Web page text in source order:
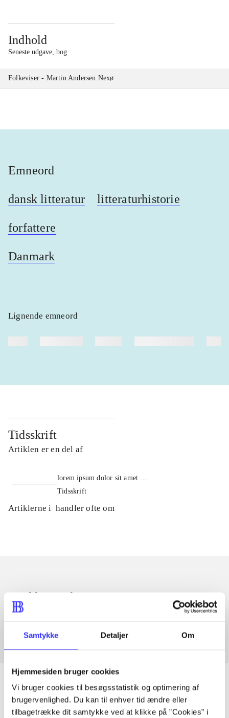
Samtykke Detaljer Om
Hjemmesiden bruger cookies
Vi bruger cookies til besøgsstatistik og optimering af
brugervenlighed. Du kan til enhver tid ændre eller
tilbagetrække dit samtykke ved at klikke på ”Cookies” i
Indhold
Seneste udgave, bog
Folkeviser - Martin Andersen Nexø
Emneord
dansk litteratur litteraturhistorie
forfattere
Danmark
Lignende emneord
Tidsskrift
Artiklen er en del af
lorem ipsum dolor sit amet ...
Tidsskrift
Artiklerne i handler ofte om
Artikler med samme emner
Fra
Artikler